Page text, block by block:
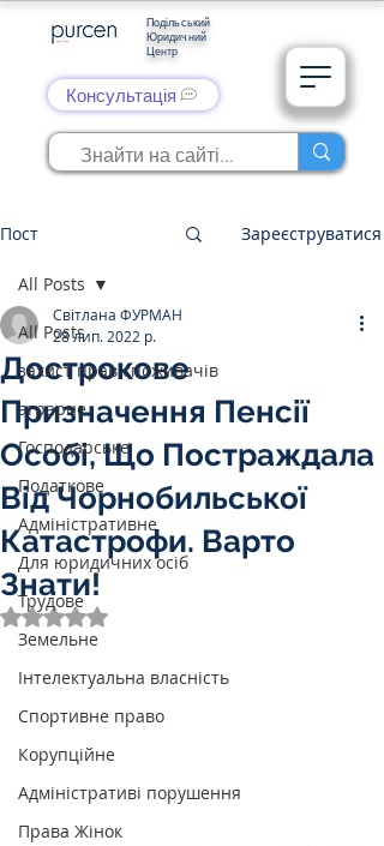
Подільський
Юридичний
Центр
Консультація
Пост Зареєструватися
All Posts
захист прав споживачів
аграрне
Господарське
Податкове
Адміністративне
Для юридичних осіб
Трудове
Земельне
Інтелектуальна власність
Спортивне право
Корупційне
Адміністративі порушення
Права Жінок
All Posts
Дострокове
Призначення Пенсії
Особі, Що Постраждала
Від Чорнобильської
Катастрофи. Варто
Знати!
Світлана ФУРМАН
28 лип. 2022 р.
Оцінка: NaN з 5 зірок.